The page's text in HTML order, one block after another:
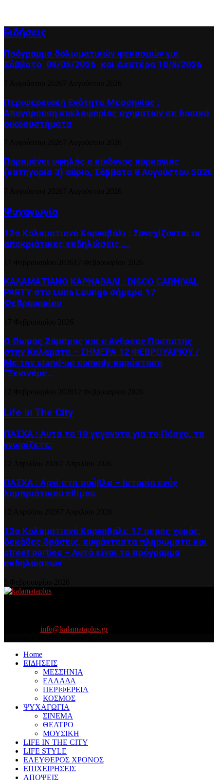
Ειδήσεις
Πρόγραμμα δολωματικών ψεκασμών για
Σάββατο 08/08/2026 και Δευτέρα 10/8/2026
Περιφερειακή Ενότητα Μεσσηνίας :
Απαγόρευση κυκλοφορίας οχημάτων σε δασικά
οικοσυστήματα
Παραμένει υψηλός ο κίνδυνος πυρκαγιάς
(κατηγορία 3) αύριο, Σάββατο 8 Αυγούστου 2026
Ψυχαγωγία
13ο Καλαματιανό Καρναβάλι : Συνεχίζονται οι
αποκριάτικες εκδηλώσεις ….
ΚΑΛΑΜΑΤΙΑΝΟ ΚΑΡΝΑΒΑΛΙ : DISCO CARNIVAL
PARTY στο Luna Lounge σήμερα 17
Φεβρουαρίου
Ο Θωμάς Ζάμπρας και ο Ανδρέας Πασπάτης
στην Καλαμάτα – ΣΗΜΕΡΑ 12 ΦΕΒΡΟΥΑΡΙΟΥ /
Με την stand-up comedy παράσταση
“Ξεκινάμε...
Life In The City
ΠΑΣΧΑ : Αυτά τα 10 γεγονότα για το Πάσχα, τα
γνωρίζετε;
ΠΑΣΧΑ : Αρνί στη σούβλα – Ιστορία ενός
λαμπριάτικου εθίμου.
13ο Καλαματιανό Καρναβάλι: 17 μέρες χορός,
δεκάδες δράσεις, ευφάνταστα πληρώματα και
street parties – Αυτό είναι το πρόγραμμα
εκδηλώσεων
info@kalamataplus.gr
Home
ΕΙΔΗΣΕΙΣ
ΜΕΣΣΗΝΙΑ
ΕΛΛΑΔΑ
ΠΕΡΙΦΕΡΕΙΑ
ΚΟΣΜΟΣ
ΨΥΧΑΓΩΓΙΑ
ΣΙΝΕΜΑ
ΘΕΑΤΡΟ
ΜΟΥΣΙΚΗ
LIFE IN THE CITY
LIFE STYLE
ΕΛΕΥΘΕΡΟΣ ΧΡΟΝΟΣ
ΕΠΙΧΕΙΡΗΣΕΙΣ
ΑΠΟΨΕΙΣ